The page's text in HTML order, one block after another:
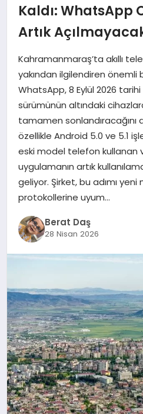
BİZE ULAŞIN
GÖKSUN
TÜRKOĞLU
PAZARCIK
KÜNYE
Kaldı: WhatsApp
Artık
Kahramanmaraş’ta akıllı
yakından ilgilendiren önemli
WhatsApp, 8 Eylül 2026
sürümünün altındaki
tamamen sonlandıracağını
özellikle Android 5.0 ve 5.1
eski model telefon kullanan
uygulamanın artık
geliyor. Şirket, bu adımı yeni
protokollerine uyum…
Berat Daş
28 Nisan 2026